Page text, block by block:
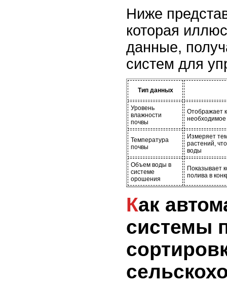
Ниже
которая
данные,
систем для
Тип данных
Уровень
влажности
почвы
Отображает
необходимое
Температура
почвы
Измеряет
растений,
воды
Объем воды в
системе
орошения
Показывает
полива в
Как автоматические
системы